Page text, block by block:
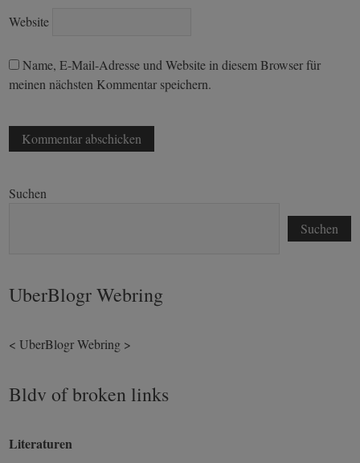
Website
Name, E-Mail-Adresse und Website in diesem Browser für
meinen nächsten Kommentar speichern.
Suchen
Suchen
UberBlogr Webring
< UberBlogr Webring >
Bldv of broken links
Literaturen